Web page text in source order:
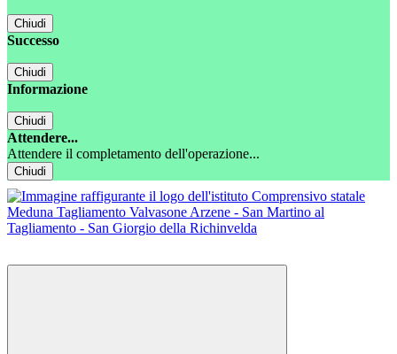
Chiudi
Successo
Chiudi
Informazione
Chiudi
Attendere...
Attendere il completamento dell'operazione...
Chiudi